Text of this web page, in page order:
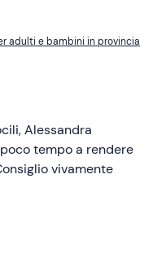
adulti e bambini in provincia
Alessandra
tempo a rendere
vivamente